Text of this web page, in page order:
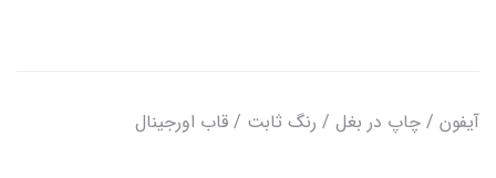
آیفون / چاپ در بغل / رنگ ثابت / قاب اورجینال